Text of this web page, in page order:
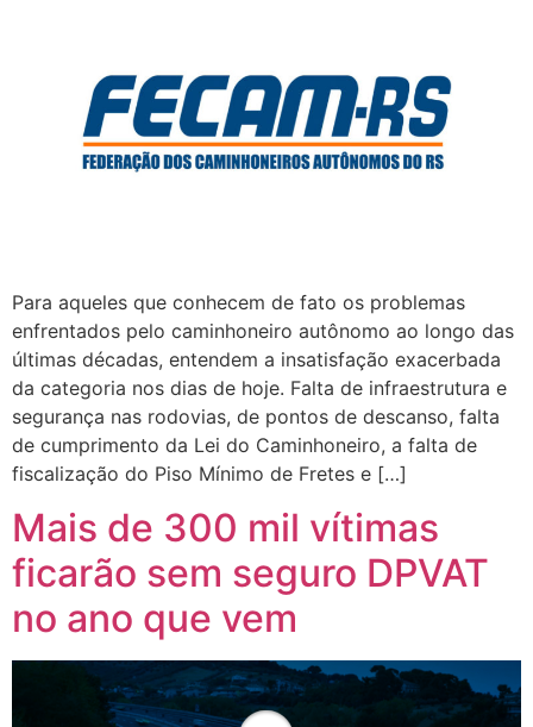
Para aqueles que conhecem de fato os problemas
enfrentados pelo caminhoneiro autônomo ao longo das
últimas décadas, entendem a insatisfação exacerbada
da categoria nos dias de hoje. Falta de infraestrutura e
segurança nas rodovias, de pontos de descanso, falta
de cumprimento da Lei do Caminhoneiro, a falta de
fiscalização do Piso Mínimo de Fretes e […]
Mais de 300 mil vítimas
ficarão sem seguro DPVAT
no ano que vem